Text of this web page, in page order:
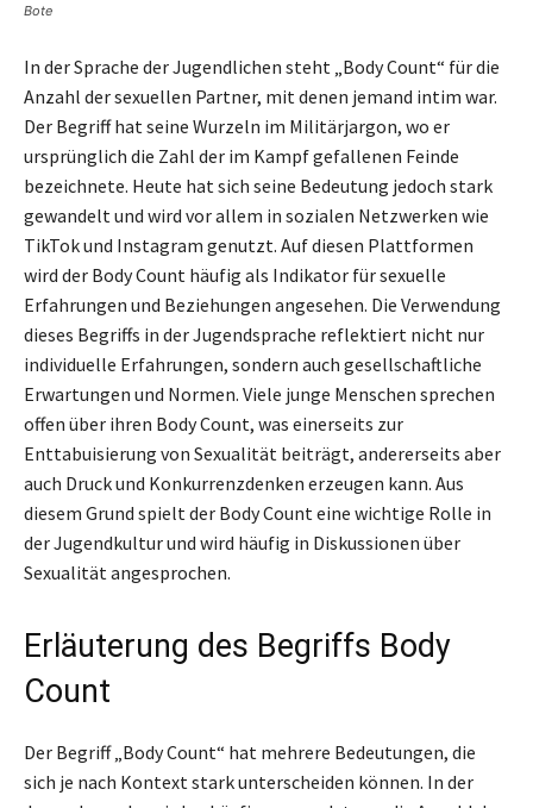
Bote
In der Sprache der Jugendlichen steht „Body Count“ für die
Anzahl der sexuellen Partner, mit denen jemand intim war.
Der Begriff hat seine Wurzeln im Militärjargon, wo er
ursprünglich die Zahl der im Kampf gefallenen Feinde
bezeichnete. Heute hat sich seine Bedeutung jedoch stark
gewandelt und wird vor allem in sozialen Netzwerken wie
TikTok und Instagram genutzt. Auf diesen Plattformen
wird der Body Count häufig als Indikator für sexuelle
Erfahrungen und Beziehungen angesehen. Die Verwendung
dieses Begriffs in der Jugendsprache reflektiert nicht nur
individuelle Erfahrungen, sondern auch gesellschaftliche
Erwartungen und Normen. Viele junge Menschen sprechen
offen über ihren Body Count, was einerseits zur
Enttabuisierung von Sexualität beiträgt, andererseits aber
auch Druck und Konkurrenzdenken erzeugen kann. Aus
diesem Grund spielt der Body Count eine wichtige Rolle in
der Jugendkultur und wird häufig in Diskussionen über
Sexualität angesprochen.
Erläuterung des Begriffs Body
Count
Der Begriff „Body Count“ hat mehrere Bedeutungen, die
sich je nach Kontext stark unterscheiden können. In der